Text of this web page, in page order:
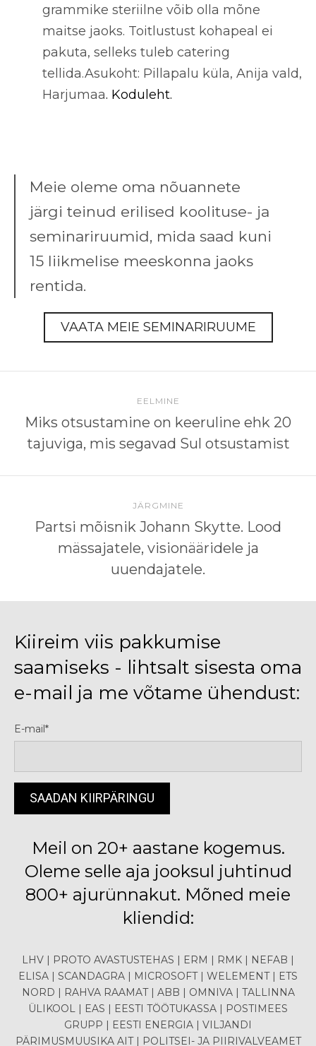
grammike steriilne võib olla mõne
maitse jaoks. Toitlustust kohapeal ei
pakuta, selleks tuleb catering
tellida.Asukoht: Pillapalu küla, Anija vald,
Harjumaa. Koduleht.
Meie oleme oma nõuannete
järgi teinud erilised koolituse- ja
seminariruumid, mida saad kuni
15 liikmelise meeskonna jaoks
rentida.
VAATA MEIE SEMINARIRUUME
EELMINE
Miks otsustamine on keeruline ehk 20
tajuviga, mis segavad Sul otsustamist
JÄRGMINE
Partsi mõisnik Johann Skytte. Lood
mässajatele, visionääridele ja
uuendajatele.
Kiireim viis pakkumise
saamiseks - lihtsalt sisesta oma
e-mail ja me võtame ühendust:
E-mail
Meil on 20+ aastane kogemus.
Oleme selle aja jooksul juhtinud
800+ ajurünnakut. Mõned meie
kliendid:
LHV | PROTO AVASTUSTEHAS | ERM | RMK | NEFAB |
ELISA | SCANDAGRA | MICROSOFT | WELEMENT | ETS
NORD | RAHVA RAAMAT | ABB | OMNIVA | TALLINNA
ÜLIKOOL | EAS | EESTI TÖÖTUKASSA | POSTIMEES
GRUPP | EESTI ENERGIA | VILJANDI
PÄRIMUSMUUSIKA AIT | POLITSEI- JA PIIRIVALVEAMET